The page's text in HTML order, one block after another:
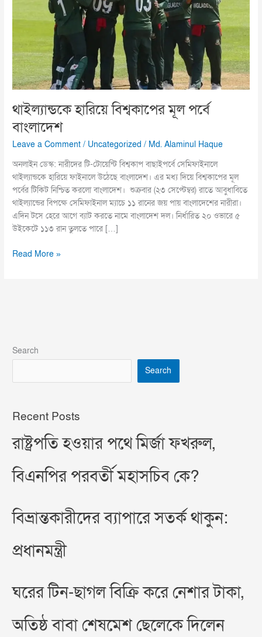
থাইল্যান্ডকে হারিয়ে বিশ্বকাপের মূল পর্বে
বাংলাদেশ
Leave a Comment / Uncategorized / Md. Alaminul Haque
অনলাইন ডেস্ক: নারীদের টি-টোয়েন্টি বিশ্বকাপ বাছাইপর্বে সেমিফাইনালে
থাইল্যান্ডকে হারিয়ে ফাইনালে উঠেছে বাংলাদেশ। এর মধ্য দিয়ে বিশ্বকাপের মূল
পর্বের টিকিট নিশ্চিত করলো বাংলাদেশ। শুক্রবার (২৩ সেপ্টেম্বর) রাতে আবুধাবিতে
থাইল্যান্ডের বিপক্ষে সেমিফাইনাল ম্যাচে ১১ রানের জয় পায় বাংলাদেশের নারীরা।
এদিন টসে হেরে আগে ব্যাট করতে নামে বাংলাদেশ দল। নির্ধারিত ২০ ওভারে ৫
উইকেটে ১১৩ রান তুলতে পারে […]
পর্বে
Read More »
Search
Search
Recent Posts
রাষ্ট্রপতি হওয়ার পথে মির্জা ফখরুল,
বিএনপির পরবর্তী মহাসচিব কে?
বিভ্রান্তকারীদের ব্যাপারে সতর্ক থাকুন:
প্রধানমন্ত্রী
ঘরের টিন-ছাগল বিক্রি করে নেশার টাকা,
অতিষ্ঠ বাবা শেষমেশ ছেলেকে দিলেন